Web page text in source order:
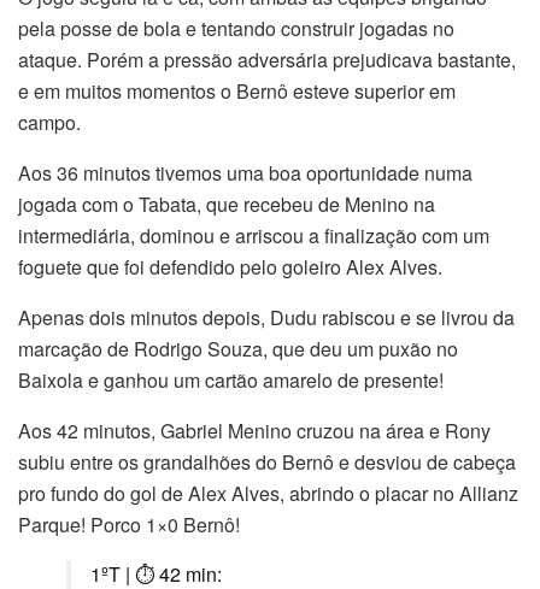
pela posse de bola e tentando construir jogadas no
ataque. Porém a pressão adversária prejudicava bastante,
e em muitos momentos o Bernô esteve superior em
campo.
Aos 36 minutos tivemos uma boa oportunidade numa
jogada com o Tabata, que recebeu de Menino na
intermediária, dominou e arriscou a finalização com um
foguete que foi defendido pelo goleiro Alex Alves.
Apenas dois minutos depois, Dudu rabiscou e se livrou da
marcação de Rodrigo Souza, que deu um puxão no
Baixola e ganhou um cartão amarelo de presente!
Aos 42 minutos, Gabriel Menino cruzou na área e Rony
subiu entre os grandalhões do Bernô e desviou de cabeça
pro fundo do gol de Alex Alves, abrindo o placar no Allianz
Parque! Porco 1×0 Bernô!
1ºT | ⏱ 42 min: